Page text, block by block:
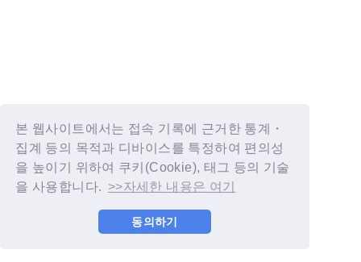
본 웹사이트에서는 접속 기록에 근거한 통계・
집계 등의 목적과 디바이스를 특정하여 편의성
을 높이기 위하여 쿠키(Cookie), 태그 등의 기술
을 사용합니다. >>자세한 내용은 여기
동의하기
© YOSHIMOTO KOGYO / Fanplus